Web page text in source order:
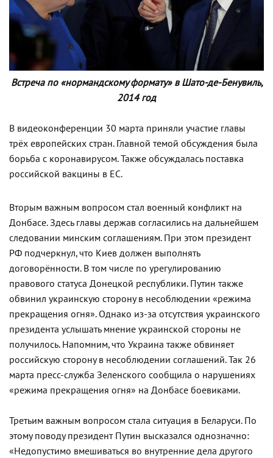
Встреча по «нормандскому формату» в Шато-де-Бенувиль,
2014 год
В видеоконференции 30 марта приняли участие главы
трёх европейских стран. Главной темой обсуждения была
борьба с коронавирусом. Также обсуждалась поставка
российской вакцины в ЕС.
Вторым важным вопросом стал военный конфликт на
Донбасе. Здесь главы держав согласились на дальнейшем
следовании минским соглашениям. При этом президент
РФ подчеркнул, что Киев должен выполнять
договорённости. В том числе по урегулированию
правового статуса Донецкой республики. Путин также
обвинил украинскую сторону в несоблюдении «режима
прекращения огня». Однако из-за отсутствия украинского
президента услышать мнение украинской стороны не
получилось. Напомним, что Украина также обвиняет
российскую сторону в несоблюдении соглашений. Так 26
марта пресс-служба Зеленского сообщила о нарушениях
«режима прекращения огня» на Донбасе боевиками.
Третьим важным вопросом стала ситуация в Беларуси. По
этому поводу президент Путин высказался однозначно:
«Недопустимо вмешиваться во внутренние дела другого